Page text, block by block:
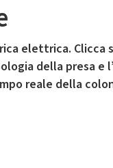
elettrica. Clicca
della presa e
reale della